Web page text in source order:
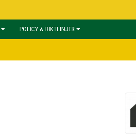
POLICY & RIKTLINJER